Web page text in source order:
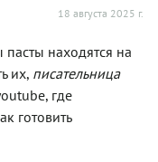
18 августа 2025 г.
находятся на
их, писательница
где
готовить